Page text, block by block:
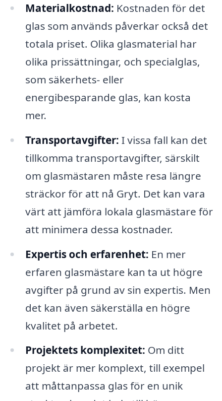
Materialkostnad: Kostnaden för det
glas som används påverkar också det
totala priset. Olika glasmaterial har
olika prissättningar, och specialglas,
som säkerhets- eller
energibesparande glas, kan kosta
mer.
Transportavgifter: I vissa fall kan det
tillkomma transportavgifter, särskilt
om glasmästaren måste resa längre
sträckor för att nå Gryt. Det kan vara
värt att jämföra lokala glasmästare för
att minimera dessa kostnader.
Expertis och erfarenhet: En mer
erfaren glasmästare kan ta ut högre
avgifter på grund av sin expertis. Men
det kan även säkerställa en högre
kvalitet på arbetet.
Projektets komplexitet: Om ditt
projekt är mer komplext, till exempel
att måttanpassa glas för en unik